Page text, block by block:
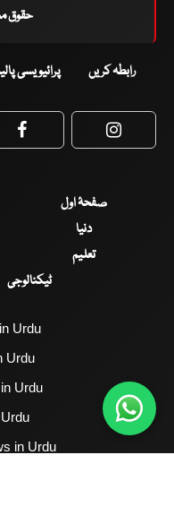
حقوق
رابطہ کریں پرائیویسی
Facebook
صفحۂ اول
دنیا
تعلیم
ٹیکنالوجی
Urdu
Urdu
Urdu
in Urdu